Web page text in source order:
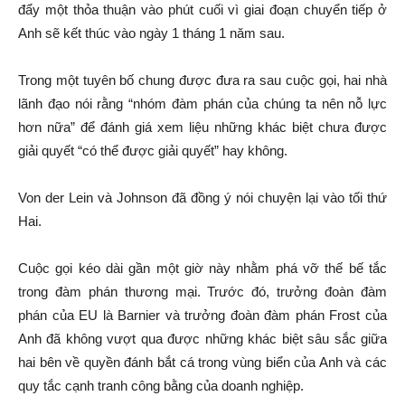
đẩy một thỏa thuận vào phút cuối vì giai đoạn chuyển tiếp ở
Anh sẽ kết thúc vào ngày 1 tháng 1 năm sau.
Trong một tuyên bố chung được đưa ra sau cuộc gọi, hai nhà
lãnh đạo nói rằng “nhóm đàm phán của chúng ta nên nỗ lực
hơn nữa” để đánh giá xem liệu những khác biệt chưa được
giải quyết “có thể được giải quyết” hay không.
Von der Lein và Johnson đã đồng ý nói chuyện lại vào tối thứ
Hai.
Cuộc gọi kéo dài gần một giờ này nhằm phá vỡ thế bế tắc
trong đàm phán thương mại. Trước đó, trưởng đoàn đàm
phán của EU là Barnier và trưởng đoàn đàm phán Frost của
Anh đã không vượt qua được những khác biệt sâu sắc giữa
hai bên về quyền đánh bắt cá trong vùng biển của Anh và các
quy tắc cạnh tranh công bằng của doanh nghiệp.